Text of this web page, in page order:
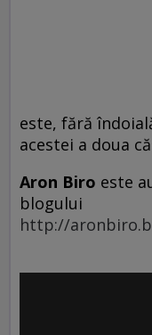
este, fără
acestei a doua
Aron Biro este
blogului
http://